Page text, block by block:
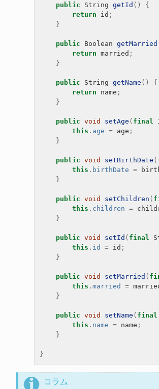
public String getId ()
{
return
id ;
}
public Boolean getMarried
return married ;
}
public String getName ()
{
return
name ;
}
public void setAge ( final
this . age = age ;
}
public void setBirthDate (
this . birthDate =
}
public void setChildren (
this . children =
}
public void setId ( final
this . id = id ;
}
public void setMarried (
this . married =
}
public void setName ( final
this . name = name ;
}
}
コラム